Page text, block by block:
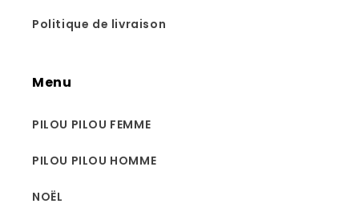
Politique de livraison
Menu
PILOU PILOU FEMME
PILOU PILOU HOMME
NOËL